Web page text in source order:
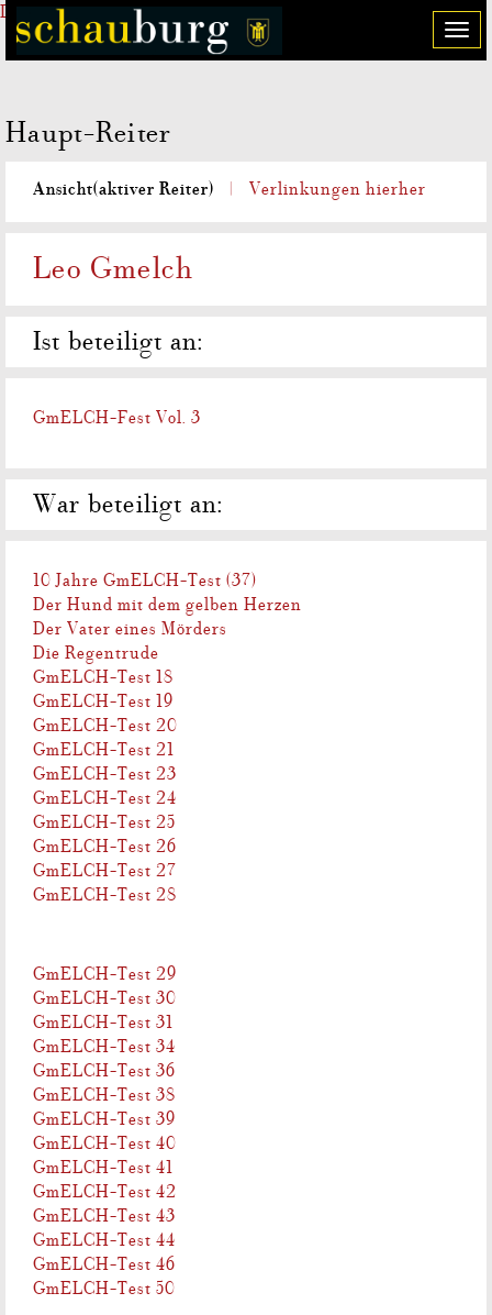
Direkt zum Inhalt
T
o
Haupt-Reiter
Ansicht(aktiver Reiter) Verlinkungen hierher
Leo Gmelch
Ist beteiligt an:
GmELCH-Fest Vol. 3
War beteiligt an:
10 Jahre GmELCH-Test (37)
Der Hund mit dem gelben Herzen
Der Vater eines Mörders
Die Regentrude
GmELCH-Test 18
GmELCH-Test 19
GmELCH-Test 20
GmELCH-Test 21
GmELCH-Test 23
GmELCH-Test 24
GmELCH-Test 25
GmELCH-Test 26
GmELCH-Test 27
GmELCH-Test 28
GmELCH-Test 29
GmELCH-Test 30
GmELCH-Test 31
GmELCH-Test 34
GmELCH-Test 36
GmELCH-Test 38
GmELCH-Test 39
GmELCH-Test 40
GmELCH-Test 41
GmELCH-Test 42
GmELCH-Test 43
GmELCH-Test 44
GmELCH-Test 46
GmELCH-Test 50